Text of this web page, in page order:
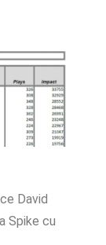
David
Spike cu